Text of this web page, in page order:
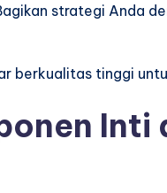
strategi Anda
berkualitas tinggi